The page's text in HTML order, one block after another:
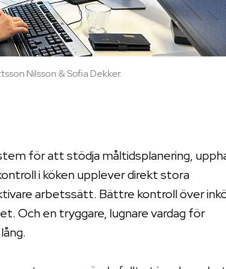
Nilsson & Sofia Dekker.
för att stödja måltidsplanering,
i köken upplever direkt stora
arbetssätt. Bättre kontroll över
Och en tryggare, lugnare vardag för